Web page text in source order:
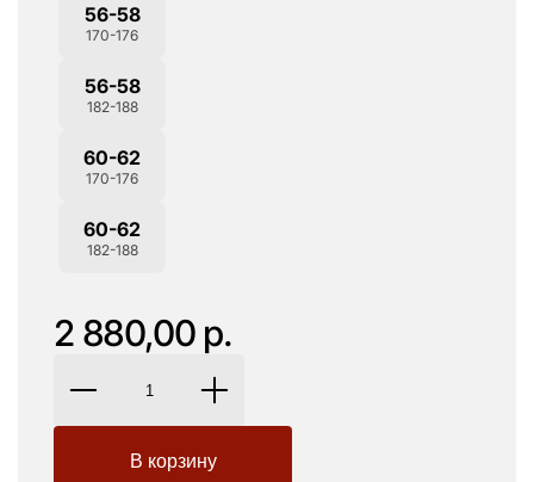
56-58
170-176
56-58
182-188
60-62
170-176
60-62
182-188
2 880,00 р.